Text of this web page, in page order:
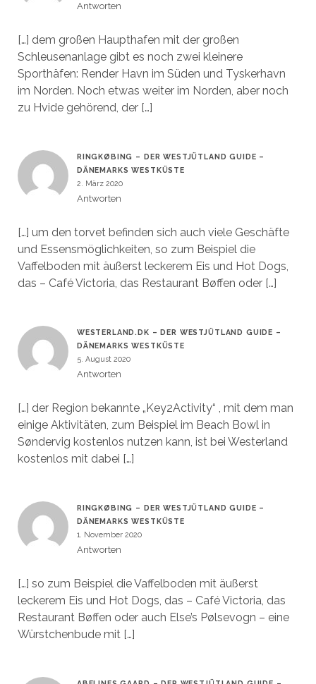
Antworten
[…] dem großen Haupthafen mit der großen
Schleusenanlage gibt es noch zwei kleinere
Sporthäfen: Render Havn im Süden und Tyskerhavn
im Norden. Noch etwas weiter im Norden, aber noch
zu Hvide gehörend, der […]
RINGKØBING – DER WESTJÜTLAND GUIDE –
DÄNEMARKS WESTKÜSTE
2. März 2020
Antworten
[…] um den torvet befinden sich auch viele Geschäfte
und Essensmöglichkeiten, so zum Beispiel die
Vaffelboden mit äußerst leckerem Eis und Hot Dogs,
das – Café Victoria, das Restaurant Bøffen oder […]
WESTERLAND.DK – DER WESTJÜTLAND GUIDE –
DÄNEMARKS WESTKÜSTE
5. August 2020
Antworten
[…] der Region bekannte „Key2Activity“ , mit dem man
einige Aktivitäten, zum Beispiel im Beach Bowl in
Søndervig kostenlos nutzen kann, ist bei Westerland
kostenlos mit dabei […]
RINGKØBING – DER WESTJÜTLAND GUIDE –
DÄNEMARKS WESTKÜSTE
1. November 2020
Antworten
[…] so zum Beispiel die Vaffelboden mit äußerst
leckerem Eis und Hot Dogs, das – Café Victoria, das
Restaurant Bøffen oder auch Else’s Pølsevogn – eine
Würstchenbude mit […]